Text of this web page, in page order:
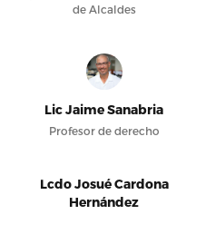
de Alcaldes
Lic Jaime Sanabria
Profesor de derecho
Lcdo Josué Cardona
Hernández